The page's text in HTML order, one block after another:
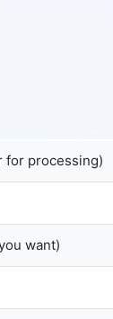
for processing)
want)